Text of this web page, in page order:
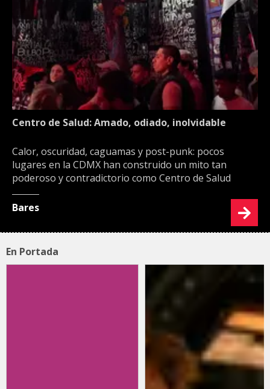
Centro de Salud: Amado, odiado, inolvidable
Calor, oscuridad, caguamas y post-punk: pocos
lugares en la CDMX han construido un mito tan
poderoso y contradictorio como Centro de Salud
Bares
En Portada